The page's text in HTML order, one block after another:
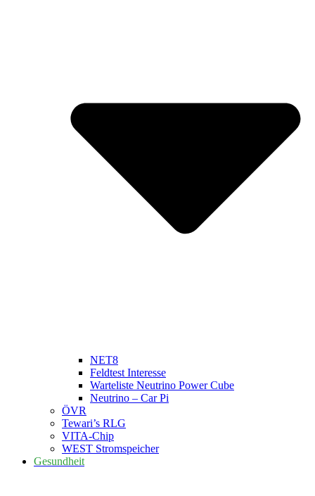
NET8
Feldtest Interesse
Warteliste Neutrino Power Cube
Neutrino – Car Pi
ÖVR
Tewari’s RLG
VITA-Chip
WEST Stromspeicher
Gesundheit